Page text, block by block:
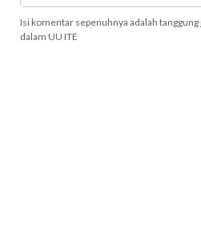
Isi komentar sepenuhnya adalah
dalam UU ITE